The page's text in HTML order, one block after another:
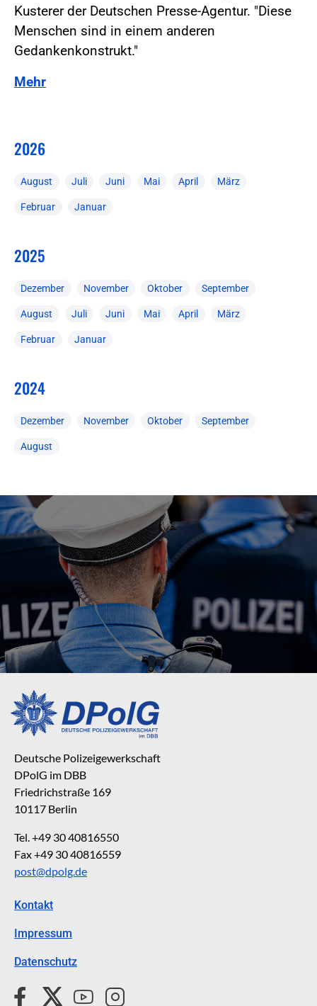
Kusterer der Deutschen Presse-Agentur. "Diese
Menschen sind in einem anderen
Gedankenkonstrukt."
Mehr
2026
August Juli Juni Mai April März
Februar Januar
2025
Dezember November Oktober September
August Juli Juni Mai April März
Februar Januar
2024
Dezember November Oktober September
August
Deutsche Polizeigewerkschaft
DPolG im DBB
Friedrichstraße 169
10117 Berlin
Tel. +49 30 40816550
Fax +49 30 40816559
post@dpolg.de
Kontakt
Impressum
Datenschutz